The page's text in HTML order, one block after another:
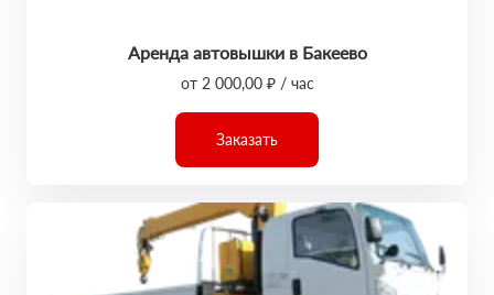
Аренда автовышки в Бакеево
от 2 000,00 ₽ / час
Заказать